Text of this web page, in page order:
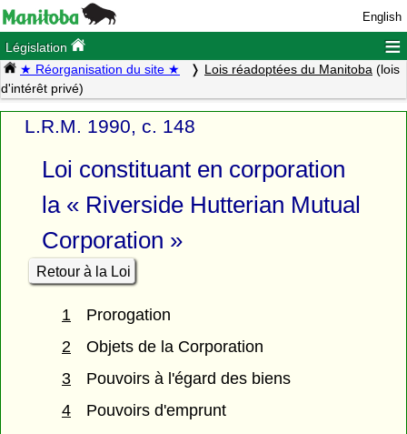
English
Législation ≡
★ Réorganisation du site ★ Lois réadoptées du Manitoba (lois
d'intérêt privé)
L.R.M. 1990, c. 148
Loi constituant en corporation
la « Riverside Hutterian Mutual
Corporation »
Retour à la Loi
1
Prorogation
2
Objets de la Corporation
3
Pouvoirs à l'égard des biens
4
Pouvoirs d'emprunt